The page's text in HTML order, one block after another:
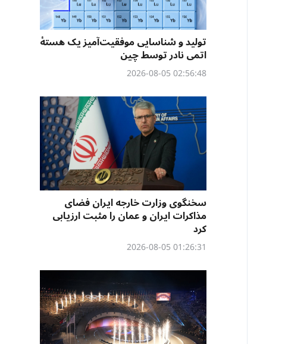
تولید و شناسایی موفقیت‌آمیز یک هستهٔ
اتمی نادر توسط چین
02:56:48 2026-08-05
سخنگوی وزارت خارجه ایران فضای
مذاکرات ایران و عمان را مثبت ارزیابی
کرد
01:26:31 2026-08-05